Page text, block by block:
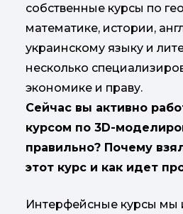
собственные курсы по
математике, истории,
украинскому языку и
несколько
экономике и праву.
Сейчас вы активно
курсом по 3D-
правильно? Почему
этот курс и как идет
Интерфейсные курсы мы